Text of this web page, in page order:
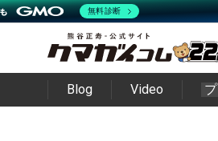
Blog Video
無料診断